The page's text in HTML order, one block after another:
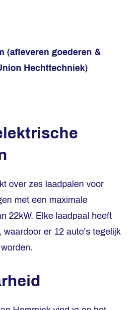
(afleveren goederen &
Hechttechniek)
over zes laadpalen voor
met een maximale
22kW. Elke laadpaal heeft
er 12 auto’s tegelijk